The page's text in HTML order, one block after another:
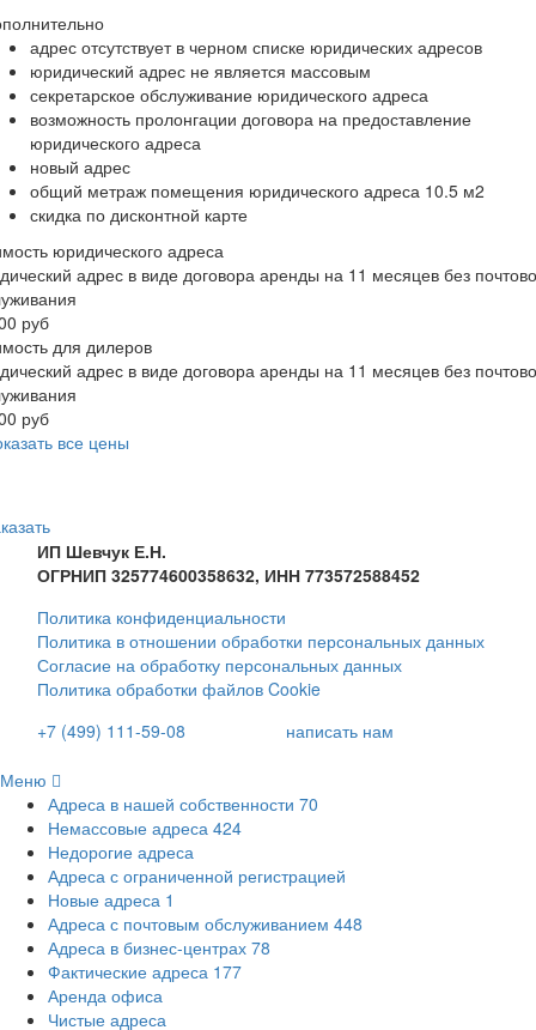
адрес отсутствует в черном списке юридических адресов
юридический адрес не является массовым
секретарское обслуживание юридического адреса
возможность пролонгации договора на предоставление
юридического адреса
новый адрес
общий метраж помещения юридического адреса 10.5 м2
скидка по дисконтной карте
юридического адреса
адрес в виде договора аренды на 11 месяцев без
руб
для дилеров
адрес в виде договора аренды на 11 месяцев без
руб
все цены
ИП Шевчук Е.Н.
ОГРНИП 325774600358632, ИНН 773572588452
Политика конфиденциальности
Политика в отношении обработки персональных данных
Согласие на обработку персональных данных
Политика обработки файлов Cookie
+7 (499) 111-59-08
написать нам
Меню
Адреса в нашей собственности 70
Немассовые адреса 424
Недорогие адреса
Адреса с ограниченной регистрацией
Новые адреса 1
Адреса с почтовым обслуживанием 448
Адреса в бизнес-центрах 78
Фактические адреса 177
Аренда офиса
Чистые адреса